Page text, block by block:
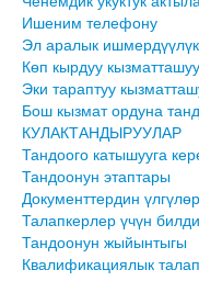
Ишеним телефону
Эл аралык ишмердүүлүк
Көп кырдуу кызматташуу
Эки тараптуу
Бош кызмат ордуна
КУЛАКТАНДЫРУУЛАР
Тандоого катышууга
Тандоонун этаптары
Документтердин
Талапкерлер үчүн
Тандоонун жыйынтыгы
Квалификациялык